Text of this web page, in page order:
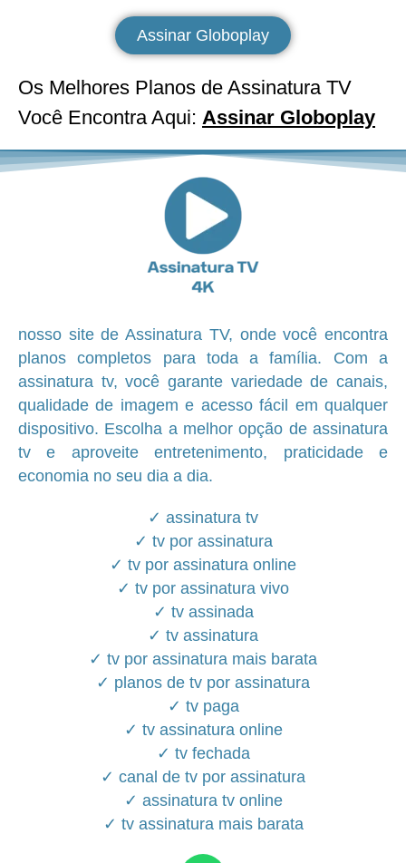
Assinar Globoplay
Os Melhores Planos de Assinatura TV
Você Encontra Aqui: Assinar Globoplay
nosso site de Assinatura TV, onde você encontra
planos completos para toda a família. Com a
assinatura tv, você garante variedade de canais,
qualidade de imagem e acesso fácil em qualquer
dispositivo. Escolha a melhor opção de assinatura
tv e aproveite entretenimento, praticidade e
economia no seu dia a dia.
✓ assinatura tv
✓ tv por assinatura
✓ tv por assinatura online
✓ tv por assinatura vivo
✓ tv assinada
✓ tv assinatura
✓ tv por assinatura mais barata
✓ planos de tv por assinatura
✓ tv paga
✓ tv assinatura online
✓ tv fechada
✓ canal de tv por assinatura
✓ assinatura tv online
✓ tv assinatura mais barata